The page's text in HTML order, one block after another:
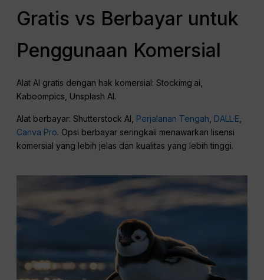
Gratis vs Berbayar untuk
Penggunaan Komersial
Alat AI gratis dengan hak komersial: Stockimg.ai,
Kaboompics, Unsplash AI.
Alat berbayar: Shutterstock AI, Perjalanan Tengah DALL·E
Canva Pro. Opsi berbayar seringkali menawarkan lisensi
komersial yang lebih jelas dan kualitas yang lebih tinggi.